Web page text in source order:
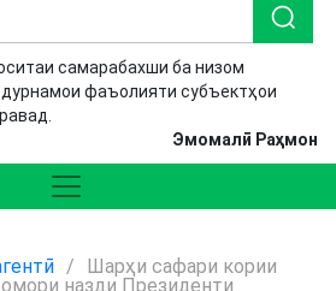
самарабахши ба низом
фаъолияти субъектҳои
Эмомалӣ Раҳмон
/
Шарҳи сафари кории
назди Президенти